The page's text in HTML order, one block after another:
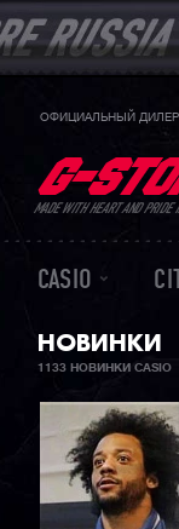
ОФИЦИАЛЬНЫЙ ДИЛЕР
MADE WITH HEART AND
CASIO
НОВИНКИ
1133 НОВИНКИ CASIO